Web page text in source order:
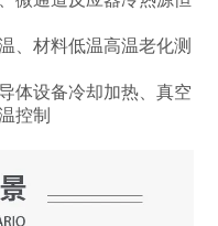
、材料低温高温老化测
体设备冷却加热、真空
控制